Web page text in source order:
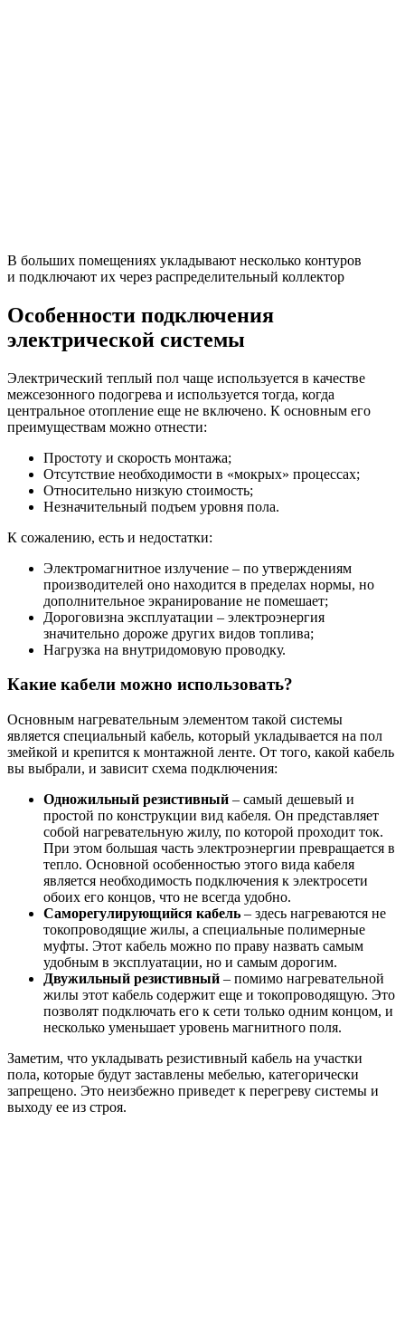
В больших помещениях укладывают несколько контуров
и подключают их через распределительный коллектор
Особенности подключения
электрической системы
Электрический теплый пол чаще используется в качестве
межсезонного подогрева и используется тогда, когда
центральное отопление еще не включено. К основным его
преимуществам можно отнести:
Простоту и скорость монтажа;
Отсутствие необходимости в «мокрых» процессах;
Относительно низкую стоимость;
Незначительный подъем уровня пола.
К сожалению, есть и недостатки:
Электромагнитное излучение – по утверждениям
производителей оно находится в пределах нормы, но
дополнительное экранирование не помешает;
Дороговизна эксплуатации – электроэнергия
значительно дороже других видов топлива;
Нагрузка на внутридомовую проводку.
Какие кабели можно использовать?
Основным нагревательным элементом такой системы
является специальный кабель, который укладывается на пол
змейкой и крепится к монтажной ленте. От того, какой кабель
вы выбрали, и зависит схема подключения:
Одножильный резистивный – самый дешевый и
простой по конструкции вид кабеля. Он представляет
собой нагревательную жилу, по которой проходит ток.
При этом большая часть электроэнергии превращается в
тепло. Основной особенностью этого вида кабеля
является необходимость подключения к электросети
обоих его концов, что не всегда удобно.
Саморегулирующийся кабель – здесь нагреваются не
токопроводящие жилы, а специальные полимерные
муфты. Этот кабель можно по праву назвать самым
удобным в эксплуатации, но и самым дорогим.
Двужильный резистивный – помимо нагревательной
жилы этот кабель содержит еще и токопроводящую. Это
позволят подключать его к сети только одним концом, и
несколько уменьшает уровень магнитного поля.
Заметим, что укладывать резистивный кабель на участки
пола, которые будут заставлены мебелью, категорически
запрещено. Это неизбежно приведет к перегреву системы и
выходу ее из строя.